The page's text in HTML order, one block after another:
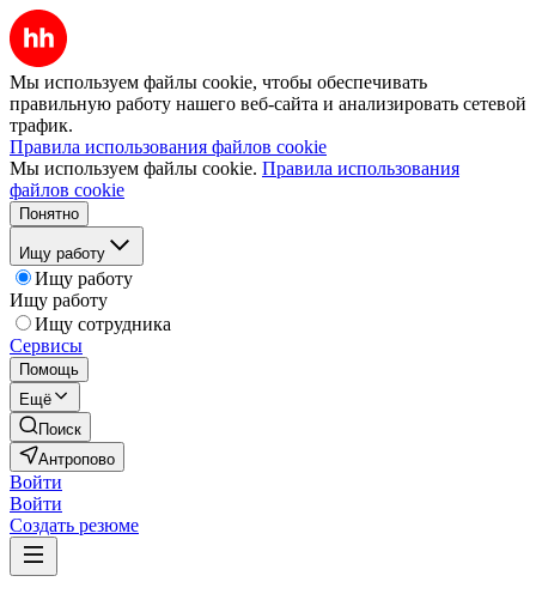
Мы используем файлы cookie, чтобы обеспечивать
правильную работу нашего веб-сайта и анализировать сетевой
трафик.
Правила использования файлов cookie
Мы используем файлы cookie. Правила использования
файлов cookie
Понятно
Ищу работу
Ищу работу
Ищу работу
Ищу сотрудника
Сервисы
Помощь
Ещё
Поиск
Антропово
Войти
Войти
Создать резюме